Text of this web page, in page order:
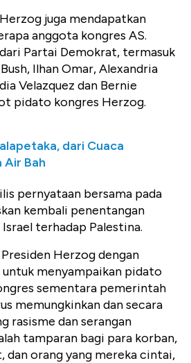
juga mendapatkan
anggota kongres AS.
Partai Demokrat, termasuk
Ilhan Omar, Alexandria
Velazquez dan Bernie
pidato kongres Herzog.
dari Cuaca
Air Bah
pernyataan bersama pada
kembali penentangan
terhadap Palestina.
Herzog dengan
menyampaikan pidato
sementara pemerintah
memungkinkan dan secara
rasisme dan serangan
tamparan bagi para korban,
dan orang yang mereka cintai,